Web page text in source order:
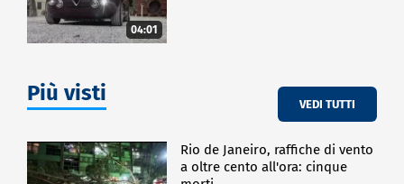
04:01
Più visti VEDI TUTTI
Rio de Janeiro, raffiche di vento
a oltre cento all'ora: cinque